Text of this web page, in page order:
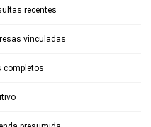
recentes
vinculadas
completos